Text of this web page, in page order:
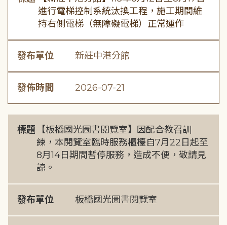
進行電梯控制系統汰換工程，施工期間維
持右側電梯（無障礙電梯）正常運作
發布單位 新莊中港分館
發佈時間 2026-07-21
標題
【板橋國光圖書閱覽室】因配合教召訓
練，本閱覽室臨時服務櫃檯自7月22日起至
8月14日期間暫停服務，造成不便，敬請見
諒。
發布單位 板橋國光圖書閱覽室